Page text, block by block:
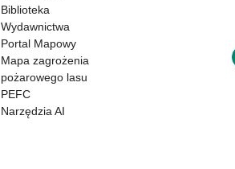
Biblioteka
Wydawnictwa
Portal Mapowy
Mapa zagrożenia
pożarowego lasu
PEFC
Narzędzia AI